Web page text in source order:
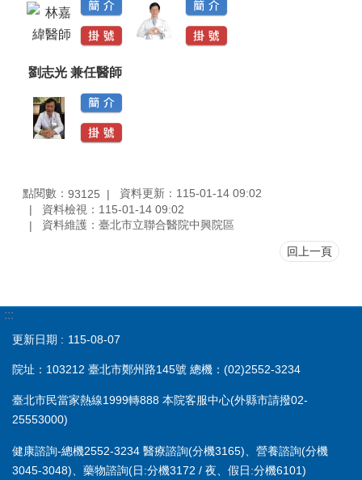
劉志光 兼任醫師
點閱數： 93125
資料更新：115-01-14 09:02
資料檢視：115-01-14 09:02
資料維護：臺北市立聯合醫院中興院區
回上一頁
:::
更新日期 115-08-07
院址：103212 臺北市鄭州路145號 總機：(02)2552-3234
臺北市民當家熱線1999轉888 本院客服中心(外縣市請撥02-
25553000)
健康諮詢-總機2552-3234 醫療諮詢(分機3165)、營養諮詢(分機
3045-3048)、藥物諮詢(日:分機3172 / 夜、假日:分機6101)